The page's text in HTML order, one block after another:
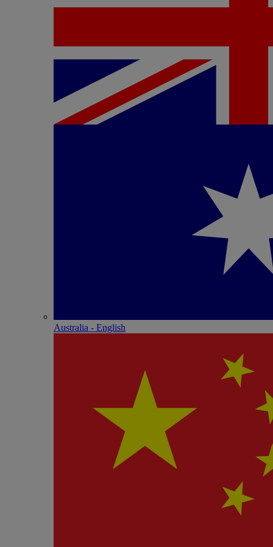
Australia - English